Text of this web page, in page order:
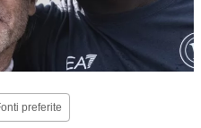
preferite